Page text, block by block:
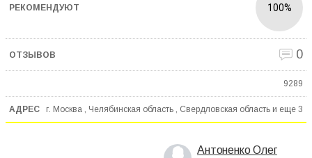
100%
0
9289
г. Москва , Челябинская область , Свердловская область и еще 3
Антоненко Олег